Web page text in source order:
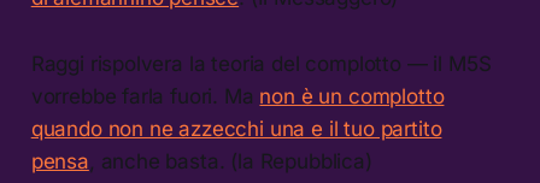
Raggi rispolvera la teoria del complotto — il M5S
vorrebbe farla fuori. Ma non è un complotto
quando non ne azzecchi una e il tuo partito
pensa, anche basta. (la Repubblica)